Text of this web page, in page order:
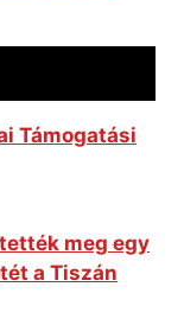
Támogatási
meg egy
a Tiszán